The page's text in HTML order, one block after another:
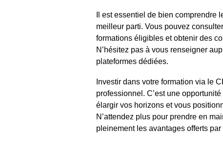
Il est essentiel de bien comprendre
meilleur parti. Vous pouvez
formations éligibles et obtenir des
N’hésitez pas à vous renseigner
plateformes dédiées.
Investir dans votre formation via le
professionnel. C’est une
élargir vos horizons et vous
N’attendez plus pour prendre en
pleinement les avantages offerts par